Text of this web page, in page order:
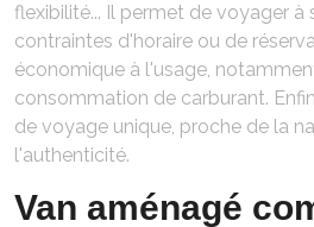
flexibilité... Il permet de voyager à
contraintes d'horaire ou de
économique à l'usage,
consommation de carburant.
de voyage unique, proche de la
l'authenticité.
Van aménagé